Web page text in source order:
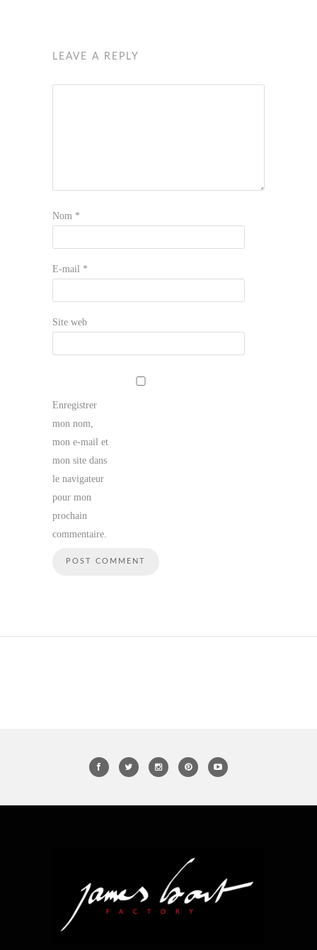
LEAVE A REPLY
Nom *
E-mail *
Site web
Enregistrer
mon nom,
mon e-mail et
mon site dans
le navigateur
pour mon
prochain
commentaire.